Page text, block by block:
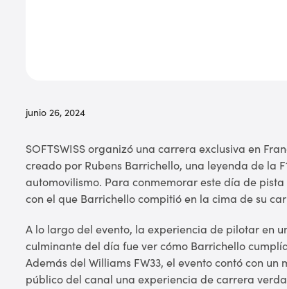
junio 26, 2024
SOFTSWISS organizó una carrera exclusiva en
creado por Rubens Barrichello, una leyenda de la
automovilismo. Para conmemorar este día de
con el que Barrichello compitió en la cima de su
A lo largo del evento, la experiencia de pilotar en
culminante del día fue ver cómo Barrichello
Además del Williams FW33, el evento contó con
público del canal una experiencia de carrera